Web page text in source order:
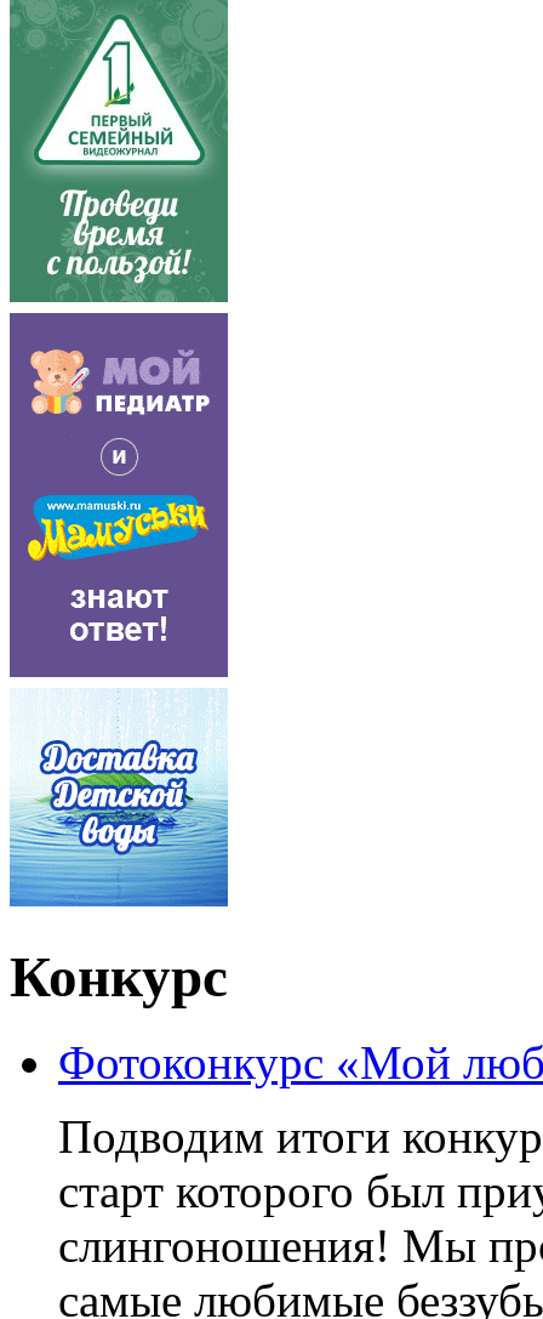
Конкурс
Фотоконкурс «Мой
Подводим итоги
старт которого был
слингоношения! Мы
самые любимые